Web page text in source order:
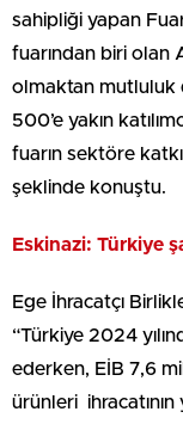
sahipliği yapan
fuarından biri olan
olmaktan mutluluk
500’e yakın
fuarın sektöre
şeklinde konuştu.
Eskinazi: Türkiye
Ege İhracatçı
“Türkiye 2024
ederken, EİB 7,6
ürünleri